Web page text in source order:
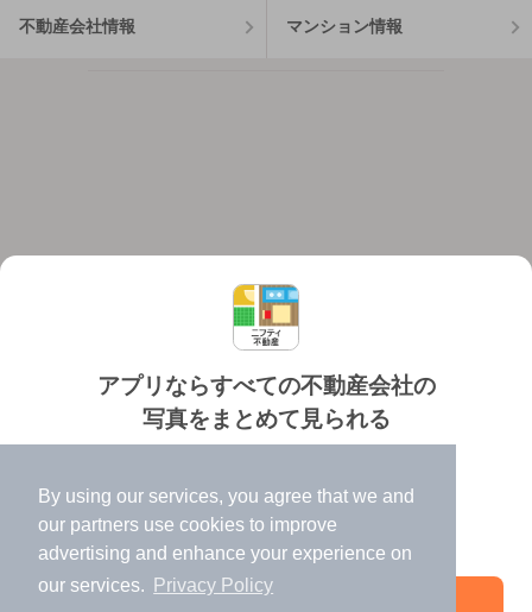
By using our services, you agree that we and
our partners use cookies to improve
advertising and enhance your experience on
our services.
Privacy Policy
アプリならすべての不動産会社の
写真をまとめて見られる
✔️
高速表示で似た物件も見つけやすい
✔️
便利な通知機能も充実
不動産会社情報 マンション情報
個人情報保護ポリシー 利用規約